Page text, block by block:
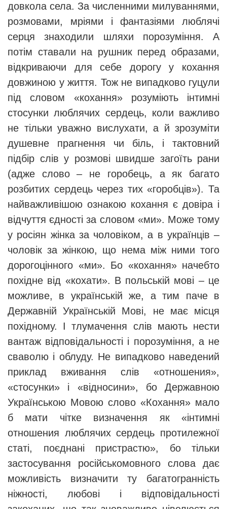
довкола села. За численними милуваннями,
розмовами, мріями і фантазіями люблячі
серця знаходили шляхи порозуміння. А
потім ставали на рушник перед образами,
відкриваючи для себе дорогу у кохання
довжиною у життя. Тож не випадково гуцули
під словом «кохання» розуміють інтимні
стосунки люблячих сердець, коли важливо
не тільки уважно вислухати, а й зрозуміти
душевне прагнення чи біль, і тактовний
підбір слів у розмові швидше загоїть рани
(адже слово – не горобець, а як багато
розбитих сердець через тих «горобців»). Та
найважливішою ознакою кохання є довіра і
відчуття єдності за словом «ми». Може тому
у росіян жінка за чоловіком, а в українців –
чоловік за жінкою, що нема між ними того
дорогоцінного «ми». Бо «кохання» начебто
похідне від «кохати». В польській мові – це
можливе, в українській же, а тим паче в
Державній Українській Мові, не має місця
похідному. І тлумачення слів мають нести
вантаж відповідальності і порозуміння, а не
сваволю і облуду. Не випадково наведений
приклад вживання слів «отношения»,
«стосунки» і «відносини», бо Державною
Українською Мовою слово «Кохання» мало
б мати чітке визначення як «інтимні
отношения люблячих сердець протилежної
статі, поєднані пристрастю», бо тільки
застосування російськомовного слова дає
можливість визначити ту багатогранність
ніжності, любові і відповідальності